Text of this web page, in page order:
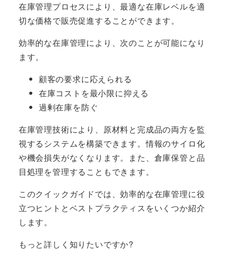
在庫管理プロセスにより、最適な在庫レベルを適
切な価格で販売促進することができます。
効率的な在庫管理により、次のことが可能になり
ます。
顧客の要求に応えられる
在庫コストを最小限に抑える
過剰在庫を防ぐ
在庫管理技術により、原材料と完成品の両方を監
視するシステムを構築できます。情報のサイロ化
や機会損失がなくなります。また、倉庫保管と品
目処理を管理することもできます。
このクイックガイドでは、効率的な在庫管理に役
立つヒントとベストプラクティスをいくつか紹介
します。
もっと詳しく知りたいですか?